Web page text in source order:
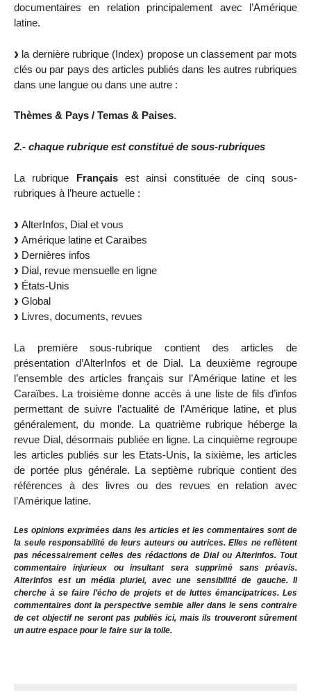
documentaires en relation principalement avec l’Amérique
latine.
la dernière rubrique (Index) propose un classement par mots
clés ou par pays des articles publiés dans les autres rubriques
dans une langue ou dans une autre :
Thèmes & Pays / Temas & Paises.
2.- chaque rubrique est constitué de sous-rubriques
La rubrique Françaisest ainsi constituée de cinq sous-
rubriques à l’heure actuelle :
AlterInfos, Dial et vous
Amérique latine et Caraïbes
Dernières infos
Dial, revue mensuelle en ligne
États-Unis
Global
Livres, documents, revues
La première sous-rubrique contient des articles de
présentation d’AlterInfos et de Dial. La deuxième regroupe
l’ensemble des articles français sur l’Amérique latine et les
Caraïbes. La troisième donne accès à une liste de fils d’infos
permettant de suivre l’actualité de l’Amérique latine, et plus
généralement, du monde. La quatrième rubrique héberge la
revue Dial, désormais publiée en ligne. La cinquième regroupe
les articles publiés sur les Etats-Unis, la sixième, les articles
de portée plus générale. La septième rubrique contient des
références à des livres ou des revues en relation avec
l’Amérique latine.
Les opinions exprimées dans les articles et les commentaires sont de
la seule responsabilité de leurs auteurs ou autrices. Elles ne reflètent
pas nécessairement celles des rédactions de Dial ou Alterinfos. Tout
commentaire injurieux ou insultant sera supprimé sans préavis.
AlterInfos est un média pluriel, avec une sensibilité de gauche. Il
cherche à se faire l’écho de projets et de luttes émancipatrices. Les
commentaires dont la perspective semble aller dans le sens contraire
de cet objectif ne seront pas publiés ici, mais ils trouveront sûrement
un autre espace pour le faire sur la toile.